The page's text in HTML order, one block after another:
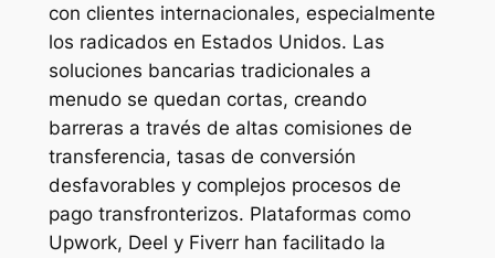
con clientes internacionales, especialmente
los radicados en Estados Unidos. Las
soluciones bancarias tradicionales a
menudo se quedan cortas, creando
barreras a través de altas comisiones de
transferencia, tasas de conversión
desfavorables y complejos procesos de
pago transfronterizos. Plataformas como
Upwork, Deel y Fiverr han facilitado la